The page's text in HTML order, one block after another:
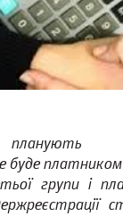
буде
групи і